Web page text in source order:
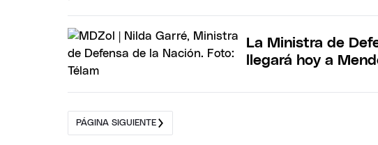
La Ministra de
llegará hoy a
PÁGINA SIGUIENTE